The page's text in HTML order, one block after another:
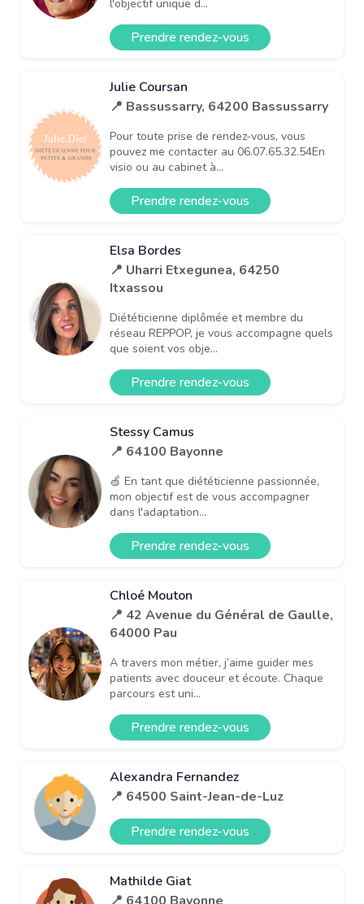
l'objectif unique d...
Prendre rendez-vous
Julie Coursan
📍 Bassussarry, 64200 Bassussarry
Pour toute prise de rendez-vous, vous
pouvez me contacter au 06.07.65.32.54En
visio ou au cabinet à...
Prendre rendez-vous
Elsa Bordes
📍 Uharri Etxegunea, 64250
Itxassou
Diététicienne diplômée et membre du
réseau REPPOP, je vous accompagne quels
que soient vos obje...
Prendre rendez-vous
Stessy Camus
📍 64100 Bayonne
🍏 En tant que diététicienne passionnée,
mon objectif est de vous accompagner
dans l'adaptation...
Prendre rendez-vous
Chloé Mouton
📍 42 Avenue du Général de Gaulle,
64000 Pau
A travers mon métier, j’aime guider mes
patients avec douceur et écoute. Chaque
parcours est uni...
Prendre rendez-vous
Alexandra Fernandez
📍 64500 Saint-Jean-de-Luz
Prendre rendez-vous
Mathilde Giat